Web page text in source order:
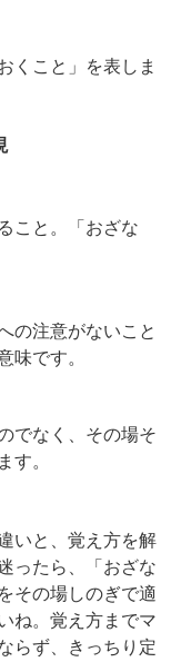
くこと」を表しま
こと。「おざな
の注意がないこと
味です。
でなく、その場そ
す。
いと、覚え方を解
ったら、「おざな
その場しのぎで適
ね。覚え方までマ
らず、きっちり定